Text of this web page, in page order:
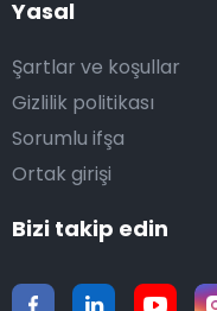
Yasal
Şartlar ve koşullar
Gizlilik politikası
Sorumlu ifşa
Ortak girişi
Bizi takip edin